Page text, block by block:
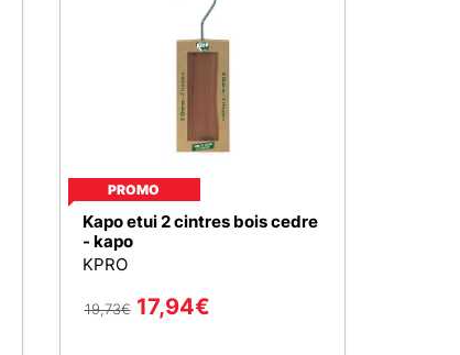
PROMO
Kapo etui 2 cintres bois cedre
- kapo
KPRO
19,73€ 17,94€